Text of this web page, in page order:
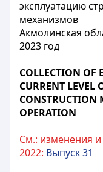
эксплуатацию
механизмов
Акмолинская
2023 год
COLLECTION OF
CURRENT LEVEL
CONSTRUCTION
OPERATION
См.: изменения
2022: Выпуск 31